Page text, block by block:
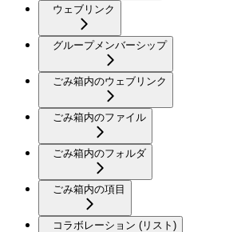
ウェブリンク
グループメンバーシップ
ごみ箱内のウェブリンク
ごみ箱内のファイル
ごみ箱内のフォルダ
ごみ箱内の項目
コラボレーション (リスト)